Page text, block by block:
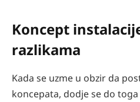
Koncept
razlikama
Kada se uzme u obzir da
koncepata, dodje se do